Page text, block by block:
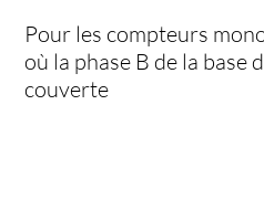
Pour les compteurs
où la phase B de la base
couverte